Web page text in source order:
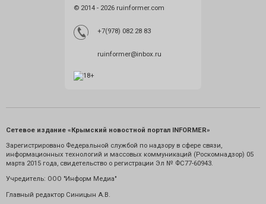
© 2014 - 2026 ruinformer.com
+7(978) 082 28 83
ruinformer@inbox.ru
Сетевое издание «Крымский новостной портал INFORMER»
Зарегистрировано Федеральной службой по надзору в сфере связи,
информационных технологий и массовых коммуникаций (Роскомнадзор) 05
марта 2015 года, свидетельство о регистрации Эл № ФС77-60943.
Учредитель: ООО "Информ Медиа"
Главный редактор Синицын А.В.